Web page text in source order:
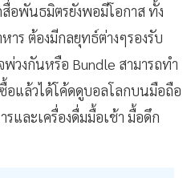
สื่อพันธมิตรยังพอมีโอกาส ทั้ง
าร ต้องมีกลยุทธ์ต่างๆรองรับ
วงกันหรือ Bundle สามารถทำ
แล้วได้โค้ดดูบอลโลกบนมือถือ
และเครื่องดื่มมื้อเช้า มื้อดึก